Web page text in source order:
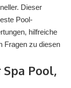
Dieser
Pool-
hilfreiche
Fragen zu diesen
Pool,